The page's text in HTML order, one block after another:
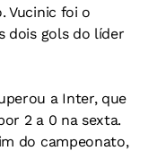
Vucinic foi o
dois gols do líder
a Inter, que
2 a 0 na sexta.
do campeonato,